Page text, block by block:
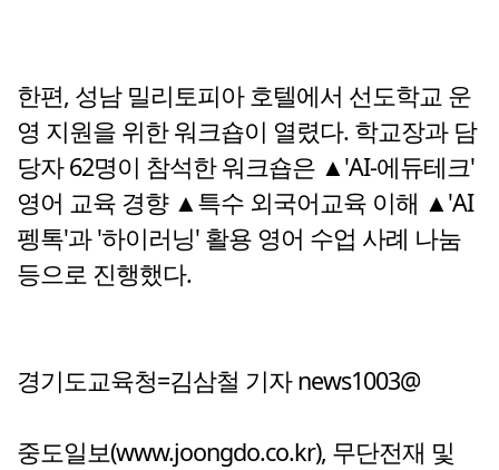
한편, 성남 밀리토피아 호텔에서 선도학교 운
영 지원을 위한 워크숍이 열렸다. 학교장과 담
당자 62명이 참석한 워크숍은 ▲'AI-에듀테크'
영어 교육 경향 ▲특수 외국어교육 이해 ▲'AI
펭톡'과 '하이러닝' 활용 영어 수업 사례 나눔
등으로 진행했다.
경기도교육청=김삼철 기자 news1003@
중도일보(www.joongdo.co.kr), 무단전재 및